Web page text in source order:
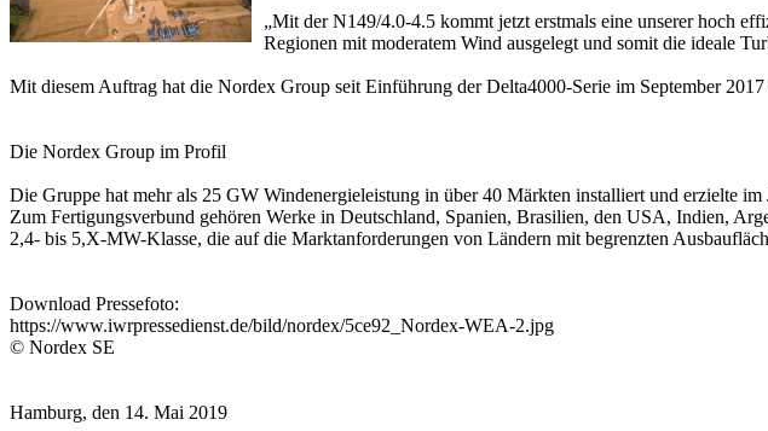
„Mit der N149/4.0-4.5 kommt jetzt erstmals eine unserer hoch
Regionen mit moderatem Wind ausgelegt und somit die ideale
Mit diesem Auftrag hat die Nordex Group seit Einführung der Delta4000-Serie im September
Die Nordex Group im Profil
Die Gruppe hat mehr als 25 GW Windenergieleistung in über 40 Märkten installiert und erzielte
Zum Fertigungsverbund gehören Werke in Deutschland, Spanien, Brasilien, den USA, Indien,
2,4- bis 5,X-MW-Klasse, die auf die Marktanforderungen von Ländern mit begrenzten
Download Pressefoto:
https://www.iwrpressedienst.de/bild/nordex/5ce92_Nordex-WEA-2.jpg
© Nordex SE
Hamburg, den 14. Mai 2019